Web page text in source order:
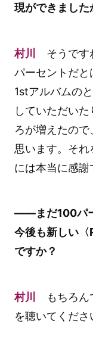
現ができました
村川
そうです
パーセントだと
1stアルバムの
していただい
ろが増えたの
思います。そ
には本当に感謝
――まだ100パー
今後も新しい
ですか？
村川
もちろん
を聴いてくださ